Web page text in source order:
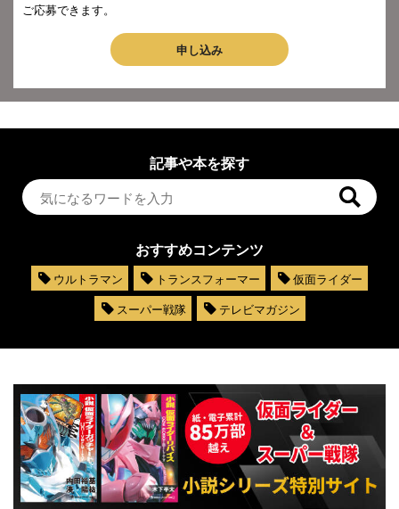
ご応募できます。
申し込み
記事や本を探す
おすすめコンテンツ
ウルトラマン トランスフォーマー
仮面ライダー
スーパー戦隊
テレビマガジン